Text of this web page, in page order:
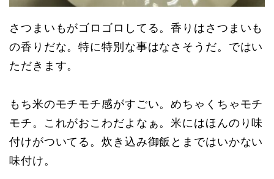
さつまいもがゴロゴロしてる。香りはさつまいも
の香りだな。特に特別な事はなさそうだ。ではい
ただきます。
もち米のモチモチ感がすごい。めちゃくちゃモチ
モチ。これがおこわだよなぁ。米にはほんのり味
付けがついてる。炊き込み御飯とまではいかない
味付け。